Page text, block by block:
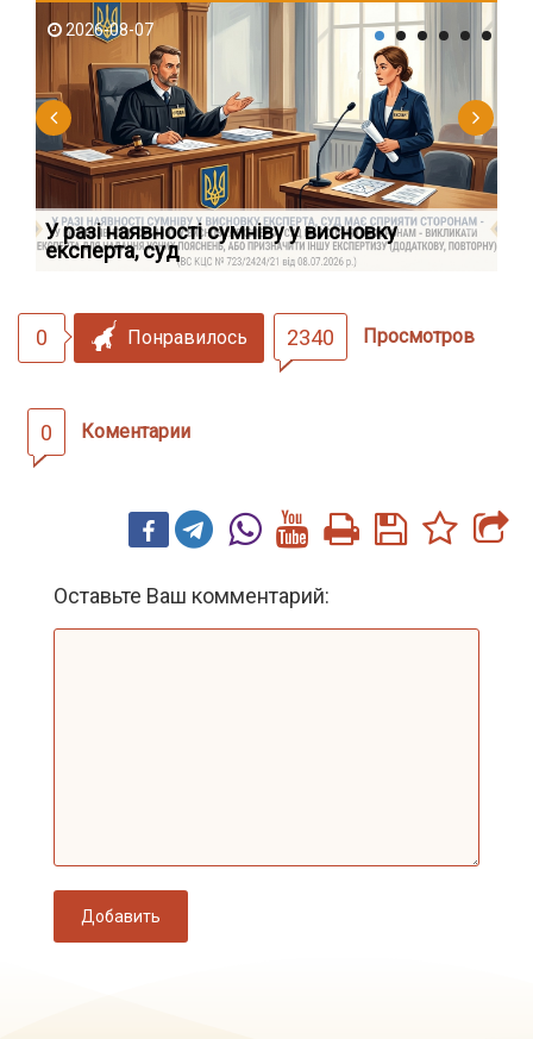
2026-08-07
У разі наявності сумніву у висновку
експерта, суд
0 Понравилось 2340 Просмотров
0 Коментарии
Оставьте Ваш комментарий:
Добавить